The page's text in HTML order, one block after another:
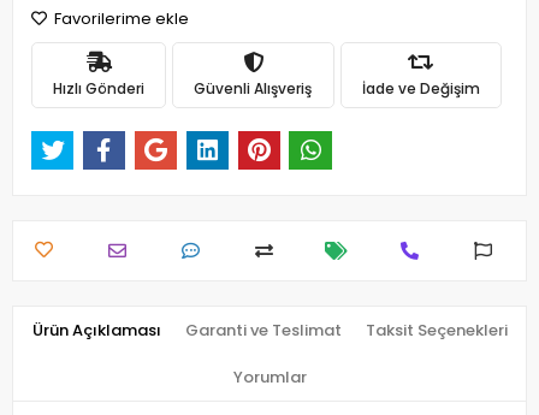
Favorilerime ekle
Hızlı Gönderi Güvenli Alışveriş İade ve Değişim
Ürün Açıklaması Garanti ve Teslimat Taksit Seçenekleri
Yorumlar